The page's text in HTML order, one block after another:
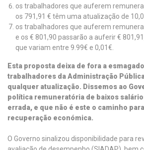
os trabalhadores que auferem
os 791,91 € têm uma atualização de
os trabalhadores que auferem
e os € 801,90 passarão a auferir €
que variam entre 9.99€ e 0,01€.
Esta proposta deixa de fora a
trabalhadores da Administração
qualquer atualização. Dissemos ao
política remuneratória de baixos
errada, e que não é este o caminho
recuperação económica.
O Governo sinalizou disponibilidade para